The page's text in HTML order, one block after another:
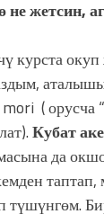
не жетсин,
курста
( орусча
Кубат
да
таптап,
түшүнгөм.